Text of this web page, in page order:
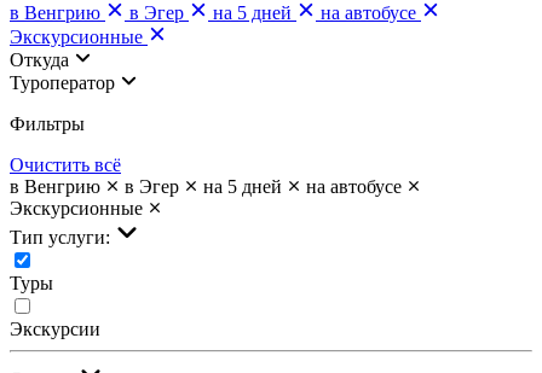
в Венгрию
в Эгер на 5 дней
на автобусе
Экскурсионные
Откуда
Туроператор
Фильтры
Очистить всё
в Венгрию
в Эгер на 5 дней
на автобусе
Экскурсионные
Тип услуги:
Туры
Экскурсии